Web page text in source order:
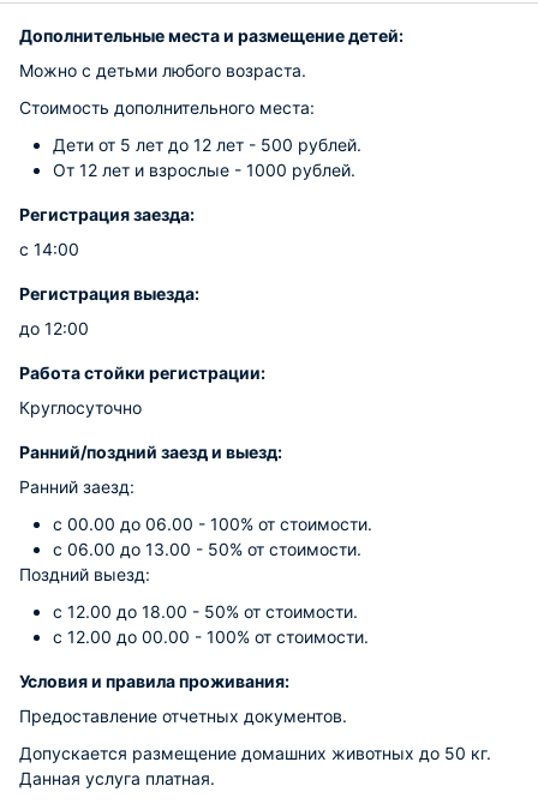
Дополнительные места и размещение детей:
Можно с детьми любого возраста.
Стоимость дополнительного места:
Дети от 5 лет до 12 лет - 500 рублей.
От 12 лет и взрослые - 1000 рублей.
Регистрация заезда:
с 14:00
Регистрация выезда:
до 12:00
Работа стойки регистрации:
Круглосуточно
Ранний/поздний заезд и выезд:
Ранний заезд:
с 00.00 до 06.00 - 100% от стоимости.
с 06.00 до 13.00 - 50% от стоимости.
Поздний выезд:
с 12.00 до 18.00 - 50% от стоимости.
с 12.00 до 00.00 - 100% от стоимости.
Условия и правила проживания:
Предоставление отчетных документов.
Допускается размещение домашних животных до 50 кг.
Данная услуга платная.